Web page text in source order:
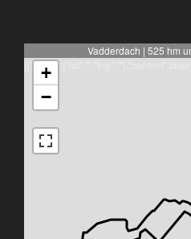
Vadderdach | 525 hm
[{"latlng":{"lat":"","lng":""},"content":false}]
+
−